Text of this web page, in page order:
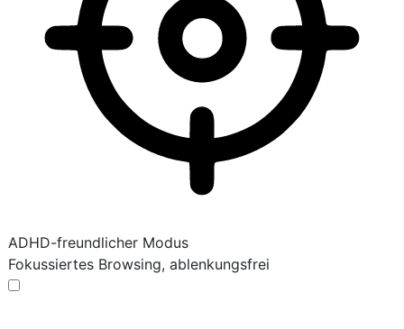
ADHD-freundlicher Modus
Fokussiertes Browsing, ablenkungsfrei